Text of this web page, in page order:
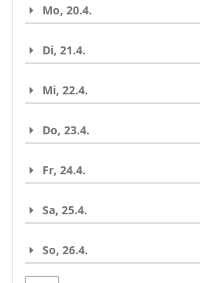
auswählen
Mo, 20.4.
Di, 21.4.
Mi, 22.4.
Do, 23.4.
Fr, 24.4.
Sa, 25.4.
So, 26.4.